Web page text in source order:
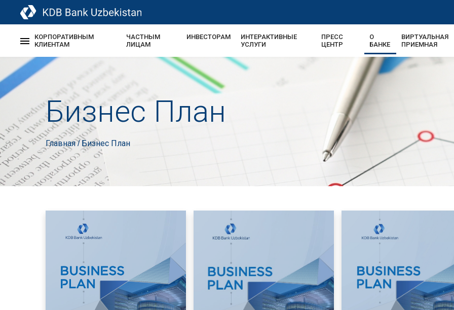
КОРПОРАТИВНЫМ
КЛИЕНТАМ
ЧАСТНЫМ
ЛИЦАМ
ИНВЕСТОРАМ
ИНТЕРАКТИВНЫЕ
УСЛУГИ
ПРЕСС
ЦЕНТР
О
БАНКЕ
ВИРТУАЛЬНАЯ
ПРИЕМНАЯ
Бизнес План
Главная/ Бизнес План